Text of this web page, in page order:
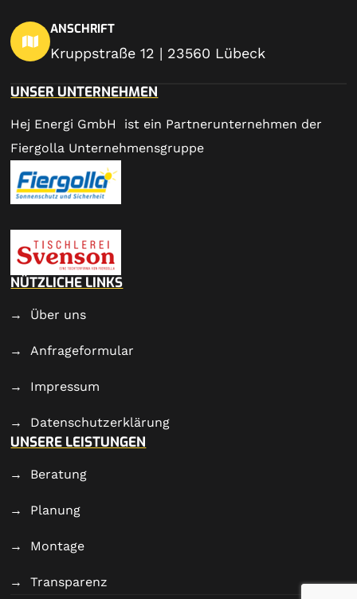
ANSCHRIFT
Kruppstraße 12 | 23560 Lübeck
UNSER UNTERNEHMEN
Hej Energi GmbH ist ein Partnerunternehmen der
Fiergolla Unternehmensgruppe
NÜTZLICHE LINKS
Über uns
Anfrageformular
Impressum
Datenschutzerklärung
UNSERE LEISTUNGEN
Beratung
Planung
Montage
Transparenz